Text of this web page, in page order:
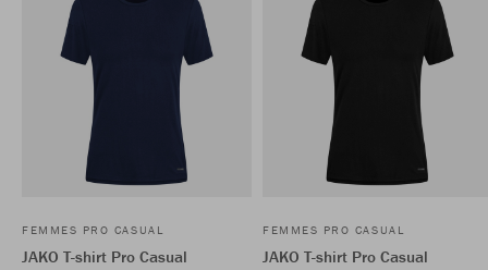
FEMMES PRO CASUAL
JAKO T-shirt Pro Casual
FEMMES PRO CASUAL
JAKO T-shirt Pro Casual